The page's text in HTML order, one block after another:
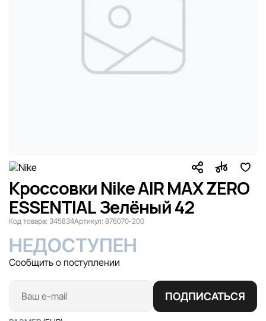
Кроссовки Nike AIR MAX ZERO
ESSENTIAL Зелёный 42
Код товара: 345834Артикул: 876070-200
НЕДОСТУПЕН
Сообщить о поступлении
ПОДПИСАТЬСЯ